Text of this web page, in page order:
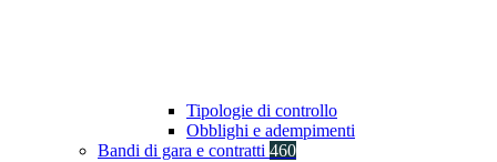
Tipologie di controllo
Obblighi e adempimenti
Bandi di gara e contratti 460